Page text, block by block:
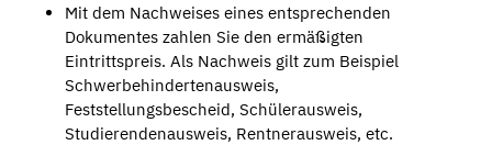
Mit dem Nachweises eines entsprechenden
Dokumentes zahlen Sie den ermäßigten
Eintrittspreis. Als Nachweis gilt zum Beispiel
Schwerbehindertenausweis,
Feststellungsbescheid, Schülerausweis,
Studierendenausweis, Rentnerausweis, etc.